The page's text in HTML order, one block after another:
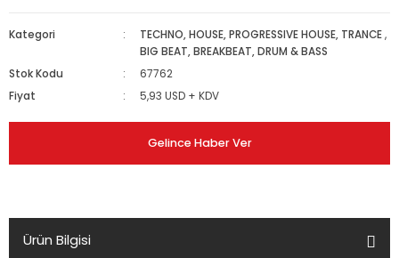
Kategori TECHNO, HOUSE, PROGRESSIVE HOUSE, TRANCE ,
BIG BEAT, BREAKBEAT, DRUM & BASS
Stok Kodu
67762
Fiyat
5,93 USD + KDV
Gelince Haber Ver
Ürün Bilgisi